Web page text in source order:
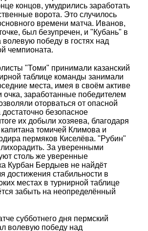
концов, умудрились заработать
ворота. Это случилось
времени матча. Иванов,
был безупречен, и "Кубань" в
волевую победу в гостях над
чемпионата.
"Томи" принимали казанский
таблице команды занимали
места, имея в своём активе
очка, заработанные победителем
оторваться от опасной
безопасное
их добыли хозяева, благодаря
томичей Климова и
пермяков Киселёва. "Рубин"
За уверенными
столь же уверенные
Курбан Бердыев не найдёт
достижения стабильности в
местах в турнирной таблице
забыть на неопределённый
субботнего дня пермский
волевую победу над